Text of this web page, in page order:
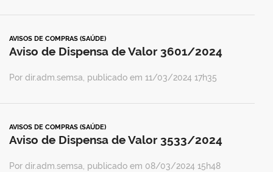
AVISOS DE COMPRAS (SAÚDE)
Aviso de Dispensa de Valor 3601/2024
Por dir.adm.semsa, publicado em 11/03/2024 17h35
AVISOS DE COMPRAS (SAÚDE)
Aviso de Dispensa de Valor 3533/2024
Por dir.adm.semsa, publicado em 08/03/2024 15h48